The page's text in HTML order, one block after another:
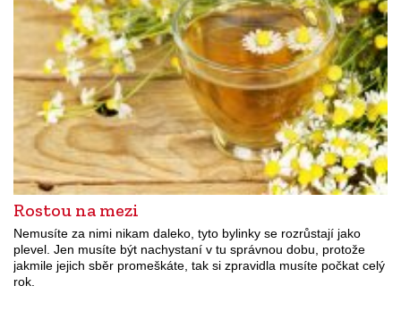
Rostou na mezi
Nemusíte za nimi nikam daleko, tyto bylinky se rozrůstají jako
plevel. Jen musíte být nachystaní v tu správnou dobu, protože
jakmile jejich sběr promeškáte, tak si zpravidla musíte počkat celý
rok.